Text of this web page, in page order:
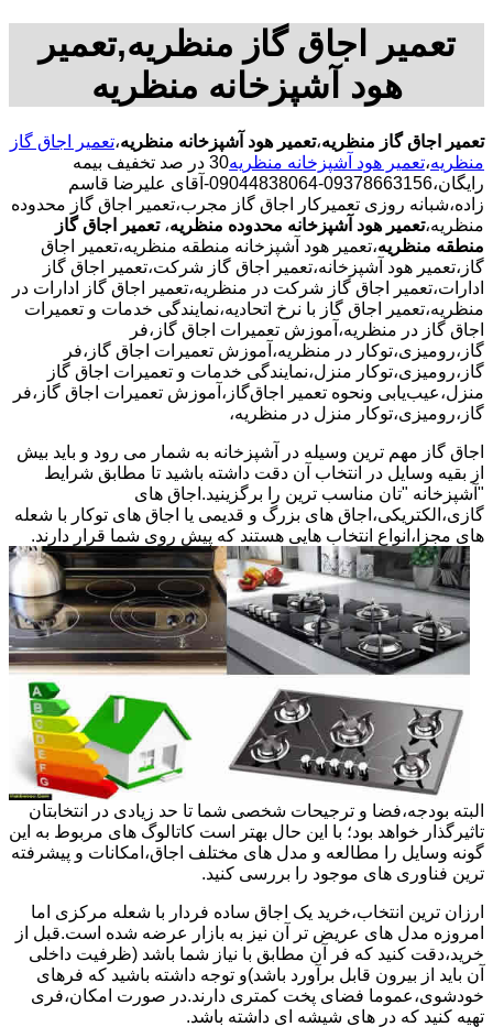
تعمیر اجاق گاز منظریه,تعمیر
هود آشپزخانه منظریه
تعمیر اجاق گاز منظریه،تعمیر هود آشپزخانه منظریه،تعمیر اجاق گاز
منظریه،تعمیر هود آشپزخانه منظریه
30 در صد تخفیف بیمه
رایگان،09378663156-09044838064-آقای علیرضا قاسم
زاده،شبانه روزی تعمیرکار اجاق گاز مجرب،تعمیر اجاق گاز محدوده
منظریه،تعمیر هود آشپزخانه محدوده منظریه، تعمیر اجاق گاز
منطقه منظریه،تعمیر هود آشپزخانه منطقه منظریه،تعمیر اجاق
گاز،تعمیر هود آشپزخانه،تعمیر اجاق گاز شرکت،تعمیر اجاق گاز
ادارات،تعمیر اجاق گاز شرکت در منظریه،تعمیر اجاق گاز ادارات در
منظریه،تعمیر اجاق گاز با نرخ اتحادیه،نمایندگی خدمات و تعمیرات
اجاق گاز در منظریه،آموزش تعمیرات اجاق گاز،فر
گاز،رومیزی،توکار در منظریه،آموزش تعمیرات اجاق گاز،فر
گاز،رومیزی،توکار منزل،نمایندگی خدمات و تعمیرات اجاق گاز
منزل،عیب‌یابی ونحوه تعمیر اجاق‌گاز،آموزش تعمیرات اجاق گاز،فر
گاز،رومیزی،توکار منزل در منظریه،
اجاق گاز مهم ترین وسیله در آشپزخانه به شمار می رود و باید بیش
از بقیه وسایل در انتخاب آن دقت داشته باشید تا مطابق شرایط
"آشپزخانه "تان مناسب ترین را برگزینید.اجاق های
گازی،الکتریکی،اجاق های بزرگ و قدیمی یا اجاق های توکار با شعله
های مجزا،انواع انتخاب هایی هستند که پیش روی شما قرار دارند.
البته بودجه،فضا و ترجیحات شخصی شما تا حد زیادی در انتخابتان
تاثیرگذار خواهد بود؛ با این حال بهتر است کاتالوگ های مربوط به این
گونه وسایل را مطالعه و مدل های مختلف اجاق،امکانات و پیشرفته
ترین فناوری های موجود را بررسی کنید.
ارزان ترین انتخاب،خرید یک اجاق ساده فردار با شعله مرکزی اما
امروزه مدل های عریض تر آن نیز به بازار عرضه شده است.قبل از
خرید،دقت کنید که فر آن مطابق با نیاز شما باشد (ظرفیت داخلی
آن باید از بیرون قابل برآورد باشد)و توجه داشته باشید که فرهای
خودشوی،عموما فضای پخت کمتری دارند.در صورت امکان،فری
تهیه کنید که در های شیشه ای داشته باشد.